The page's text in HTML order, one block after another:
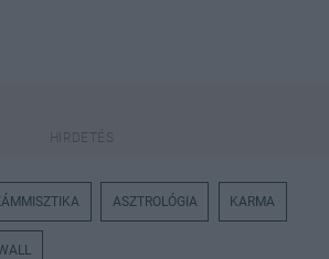
ASZTROLÓGIA KARMA